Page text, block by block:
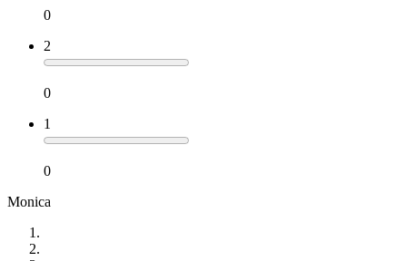
0
2
0
1
0
Monica